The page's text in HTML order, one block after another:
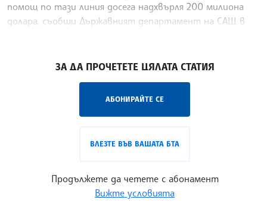
помощ по тази линия досега надхвърля 200 милиона
долара, съобщи Държавният департамент на САЩ в
ЗА ДА ПРОЧЕТЕТЕ ЦЯЛАТА СТАТИЯ
АБОНИРАЙТЕ СЕ
ВЛЕЗТЕ ВЪВ ВАШАТА БТА
Продължете да четете с абонамент
Вижте условията